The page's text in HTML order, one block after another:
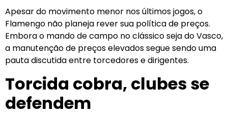
Apesar do movimento menor nos últimos jogos, o
Flamengo não planeja rever sua política de preços.
Embora o mando de campo no clássico seja do Vasco,
a manutenção de preços elevados segue sendo uma
pauta discutida entre torcedores e dirigentes.
Torcida cobra, clubes se
defendem